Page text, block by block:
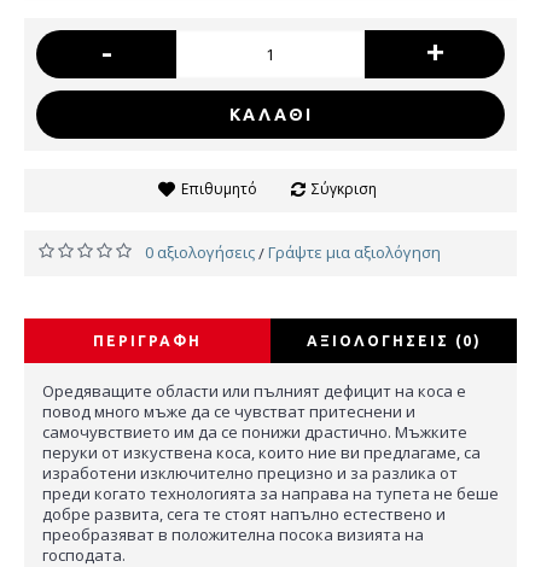
- +
ΚΑΛΆΘΙ
Επιθυμητό Σύγκριση
0 αξιολογήσεις/Γράψτε μια αξιολόγηση
ΠΕΡΙΓΡΑΦΉ ΑΞΙΟΛΟΓΉΣΕΙΣ (0)
Оредяващите области или пълният дефицит на коса е
повод много мъже да се чувстват притеснени и
самочувствието им да се понижи драстично. Мъжките
перуки от изкуствена коса, които ние ви предлагаме, са
изработени изключително прецизно и за разлика от
преди когато технологията за направа на тупета не беше
добре развита, сега те стоят напълно естествено и
преобразяват в положителна посока визията на
господата.